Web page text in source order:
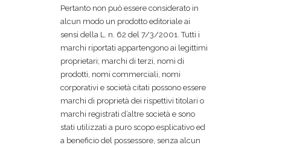
Pertanto non può essere considerato in
alcun modo un prodotto editoriale ai
sensi della L. n. 62 del 7/3/2001. Tutti i
marchi riportati appartengono ai legittimi
proprietari; marchi di terzi, nomi di
prodotti, nomi commerciali, nomi
corporativi e società citati possono essere
marchi di proprietà dei rispettivi titolari o
marchi registrati d’altre società e sono
stati utilizzati a puro scopo esplicativo ed
a beneficio del possessore, senza alcun